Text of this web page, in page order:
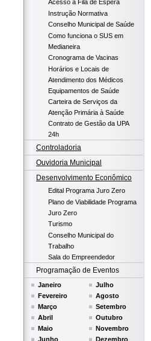
Acesso à Fila de Espera
Instrução Normativa
Conselho Municipal de Saúde
Como funciona o SUS em
Medianeira
Cronograma de Vacinas
Horários e Locais de
Atendimento dos Médicos
Equipamentos de Saúde
Carteira de Serviços da
Atenção Primária à Saúde
Contrato de Gestão da UPA
24h
Controladoria
Ouvidoria Municipal
Desenvolvimento Econômico
Edital Programa Juro Zero
Plano de Viabilidade Programa
Juro Zero
Turismo
Conselho Municipal do
Trabalho
Sala do Empreendedor
Programação de Eventos
Janeiro
Fevereiro
Março
Abril
Maio
Junho
Julho
Agosto
Setembro
Outubro
Novembro
Dezembro